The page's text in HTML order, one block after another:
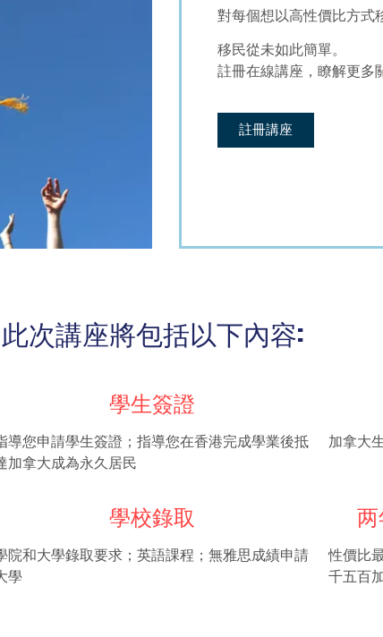
對每個想以高性價比方式
移民從未如此簡單。
註冊在線講座，瞭解更多
註冊講座
此次講座將包括以下內容:
學生簽證
導您申請學生簽證；指導您在香港完成學業後抵
加拿大成為永久居民
加拿大
學校錄取
院和大學錄取要求；英語課程；無雅思成績申請
學
性價比
千五百加